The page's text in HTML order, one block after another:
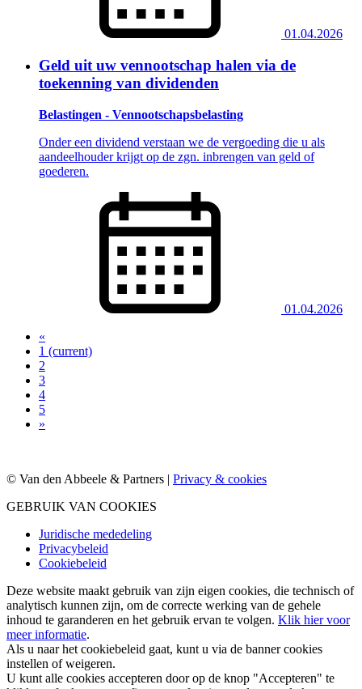
01.04.2026
Geld uit uw vennootschap halen via de
toekenning van dividenden
Belastingen - Vennootschapsbelasting
Onder een dividend verstaan we de vergoeding die u als
aandeelhouder krijgt op de zgn. inbrengen van geld of
goederen.
01.04.2026
«
1 (current)
2
3
4
5
»
© Van den Abbeele & Partners | Privacy & cookies
GEBRUIK VAN COOKIES
Juridische mededeling
Privacybeleid
Cookiebeleid
Deze website maakt gebruik van zijn eigen cookies, die technisch of
analytisch kunnen zijn, om de correcte werking van de gehele
inhoud te garanderen en het gebruik ervan te volgen. Klik hier voor
meer informatie.
Als u naar het cookiebeleid gaat, kunt u via de banner cookies
instellen of weigeren.
U kunt alle cookies accepteren door op de knop "Accepteren" te